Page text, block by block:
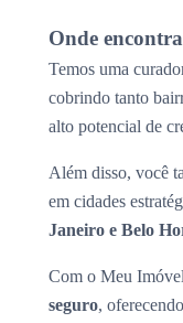
Onde
Temos uma
cobrindo tanto
alto potencial de
Além disso, você
em cidades
Janeiro e Belo
Com o Meu
seguro,